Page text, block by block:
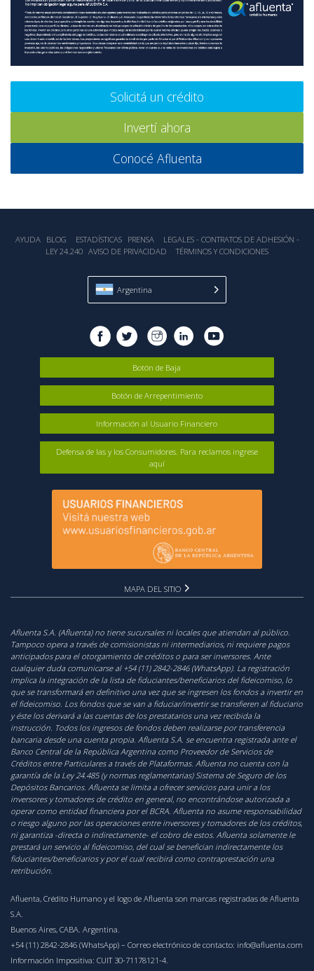
Solicitá un crédito
Invertí ahora
Conocé Afluenta
AYUDA BLOG ESTADÍSTICA‎S PRENSA
LEGALES - CONTRATOS DE ADHESIÓN -
LEY 24.240 AVISO DE PRIVACIDAD TÉRMINOS Y CONDICIONES
Argentina
Botón de Baja
Botón de Arrepentimiento
Información al Usuario Financiero
Defensa de las y los Consumidores. Para reclamos ingrese
aquí
MAPA DEL SITIO
Afluenta S.A. (Afluenta) no tiene sucursales ni locales que atiendan al público.
Tampoco opera a través de comisionistas ni intermediarios, ni requiere pagos
anticipados para el otorgamiento de créditos o para ser inversores. Ante
cualquier duda comunicarse al +54 (11) 2842-2846 (WhatsApp). La registración
implica la integración de la lista de fiduciantes/beneficiarios del fideicomiso, lo
que se transformará en definitivo una vez que se ingresen los fondos a invertir en
el fideicomiso. Los fondos que se van a fiduciar/invertir se transfieren al fiduciario
y éste los derivará a las cuentas de los prestatarios una vez recibida la
instrucción. Todos los ingresos de fondos deben realizarse por transferencia
bancaria desde una cuenta propia. Afluenta S.A. se encuentra registrada ante el
Banco Central de la República Argentina como Proveedor de Servicios de
Créditos entre Particulares a través de Plataformas. Afluenta no cuenta con la
garantía de la Ley 24.485 (y normas reglamentarias) Sistema de Seguro de los
Depósitos Bancarios. Afluenta se limita a ofrecer servicios para unir a los
inversores y tomadores de crédito en general, no encontrándose autorizada a
operar como entidad financiera por el BCRA. Afluenta no asume responsabilidad
o riesgo alguno por las operaciones entre inversores y tomadores de los créditos,
ni garantiza -directa o indirectamente- el cobro de estos. Afluenta solamente le
prestará un servicio al fideicomiso, del cual se benefician indirectamente los
fiduciantes/beneficiarios y por el cual recibirá como contraprestación una
retribución.
Afluenta, Crédito Humano y el logo de Afluenta son marcas registradas de Afluenta
S.A.
Buenos Aires, CABA. Argentina.
+54 (11) 2842-2846 (WhatsApp) – Correo electrónico de contacto: info@afluenta.com
Información Impositiva: CUIT 30-71178121-4.